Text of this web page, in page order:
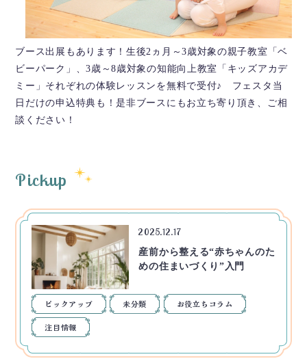
ブース出展もあります！生後2ヵ月～3歳対象の親子教室「ベ
ビーパーク」、3歳～8歳対象の知能向上教室「キッズアカデ
ミー」それぞれの体験レッスンを無料で受付♪ フェスタ当
日だけの申込特典も！是非ブースにもお立ち寄り頂き、ご相
談ください！
Pickup
2025.12.17
産前から整える“赤ちゃんのた
めの住まいづくり”入門
ピックアップ 未分類 お役立ちコラム
注目情報